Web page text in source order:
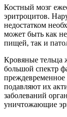
Костный мозг
эритроцитов.
недостатком
может быть как
пищей, так и
Кровяные тельца
большой спектр
подавляют их
заболеваний
уничтожающие